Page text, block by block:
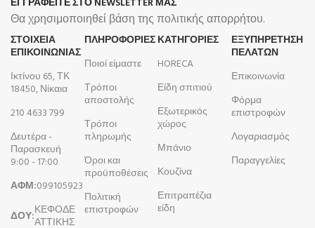
Θα χρησιμοποιηθεί βάση της πολιτικής απορρήτου.
ΣΤΟΙΧΕΙΑ
ΕΠΙΚΟΙΝΩΝΙΑΣ
Ικτίνου 65, ΤΚ
18450, Νίκαια
210 4633 799
Δευτέρα -
Παρασκευή
9:00 - 17:00
ΑΦΜ:099105923
ΔΟΥ:ΚΕΦΟΔΕ
ΑΤΤΙΚΗΣ
ΠΛΗΡΟΦΟΡΊΕΣ
Ποιοί είμαστε
Τρόποι
αποστολής
Τρόποι
πληρωμής
Όροι και
προϋποθέσεις
Πολιτική
επιστροφών
ΚΑΤΗΓΟΡΙΕΣ
HORECA
Είδη σπιτιού
Εξωτερικός
χώρος
Μπάνιο
Κουζίνα
Επιτραπέζια
είδη
ΕΞΥΠΗΡΕΤΗΣΗ
ΠΕΛΑΤΩΝ
Επικοινωνία
Φόρμα
επιστροφών
Λογαριασμός
Παραγγελίες